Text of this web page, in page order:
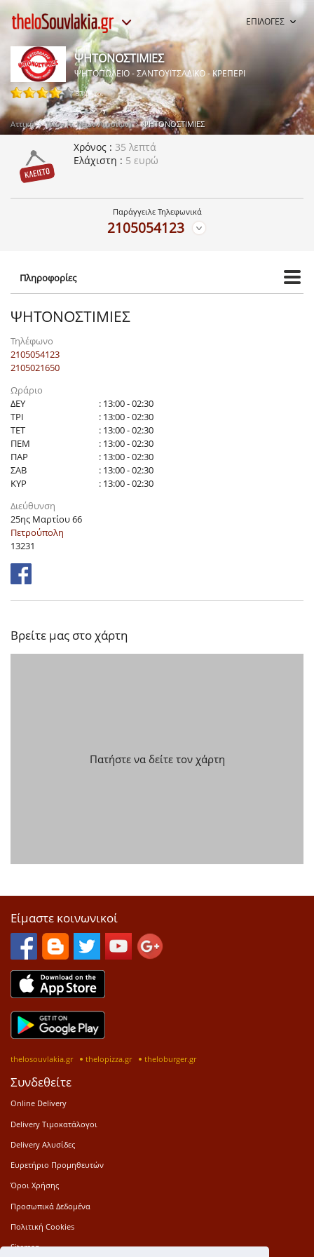
ΕΠΙΛΟΓΕΣ
ΨΗΤΟΝΟΣΤΙΜΙΕΣ
ΨΗΤΟΠΩΛΕΙΟ - ΣΑΝΤΟΥΪΤΣΑΔΙΚΟ - ΚΡΕΠΕΡΙ
37 ψήφοι
Αττική Ίλιον (τ. Νέων Λιοσίων) ΨΗΤΟΝΟΣΤΙΜΙΕΣ
Χρόνος
35 λεπτά
Ελάχιστη
5 ευρώ
Παράγγειλε Τηλεφωνικά
2105054123
Πληροφορίες
ΨΗΤΟΝΟΣΤΙΜΙΕΣ
Τηλέφωνο
2105054123
2105021650
Ωράριο
ΔΕΥ
: 13:00 - 02:30
ΤΡΙ
: 13:00 - 02:30
ΤΕΤ
: 13:00 - 02:30
ΠΕΜ
: 13:00 - 02:30
ΠΑΡ
: 13:00 - 02:30
ΣΑΒ
: 13:00 - 02:30
ΚΥΡ
: 13:00 - 02:30
Διεύθυνση
25ης Μαρτίου 66
Πετρούπολη
13231
Βρείτε μας στο χάρτη
Πατήστε να δείτε τον χάρτη
Είμαστε κοινωνικοί
thelosouvlakia.gr thelopizza.gr theloburger.gr
Συνδεθείτε
Online Delivery
Delivery Τιμοκατάλογοι
Delivery Αλυσίδες
Ευρετήριο Προμηθευτών
Όροι Χρήσης
Προσωπικά Δεδομένα
Πολιτική Cookies
Sitemap